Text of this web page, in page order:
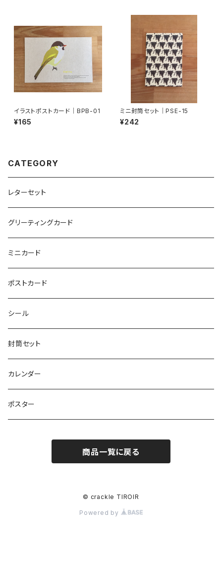
イラストポストカード｜BPB-01
¥165
ミニ封筒セット｜PSE-15
¥242
CATEGORY
レターセット
グリーティングカード
ミニカード
ポストカード
シール
封筒セット
カレンダー
ポスター
商品一覧に戻る
© crackle TIROIR
Powered by